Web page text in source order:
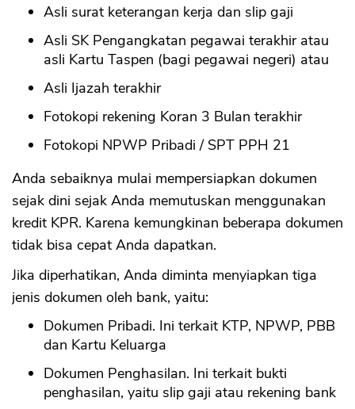
Asli surat keterangan kerja dan slip gaji
Asli SK Pengangkatan pegawai terakhir atau
asli Kartu Taspen (bagi pegawai negeri) atau
Asli Ijazah terakhir
Fotokopi rekening Koran 3 Bulan terakhir
Fotokopi NPWP Pribadi / SPT PPH 21
Anda sebaiknya mulai mempersiapkan dokumen
sejak dini sejak Anda memutuskan menggunakan
kredit KPR. Karena kemungkinan beberapa dokumen
tidak bisa cepat Anda dapatkan.
Jika diperhatikan, Anda diminta menyiapkan tiga
jenis dokumen oleh bank, yaitu:
Dokumen Pribadi. Ini terkait KTP, NPWP, PBB
dan Kartu Keluarga
Dokumen Penghasilan. Ini terkait bukti
penghasilan, yaitu slip gaji atau rekening bank